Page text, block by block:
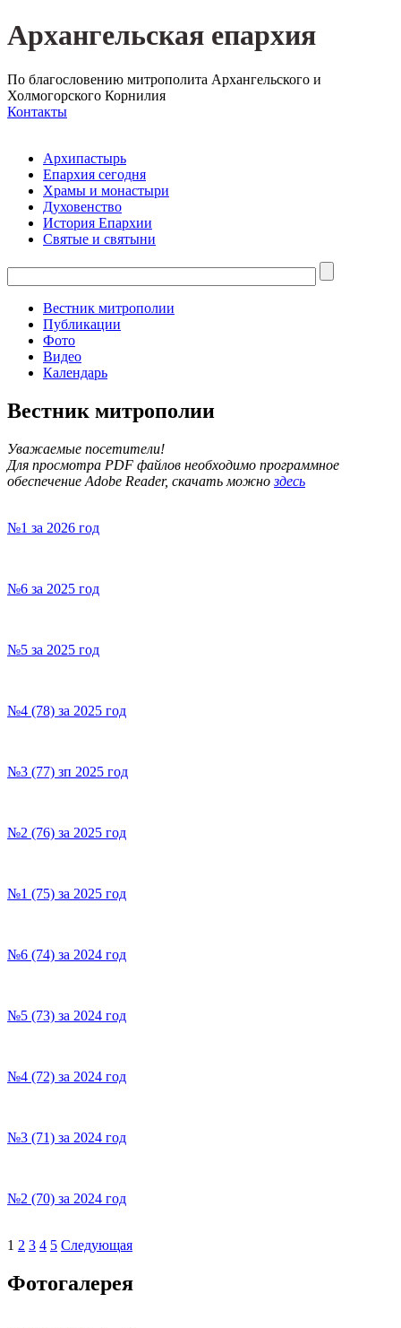
Архангельская епархия
По благословению митрополита Архангельского и
Холмогорского Корнилия
Контакты
Архипастырь
Епархия сегодня
Храмы и монастыри
Духовенство
История Епархии
Святые и святыни
Вестник митрополии
Публикации
Фото
Видео
Календарь
Вестник митрополии
Уважаемые посетители!
Для просмотра PDF файлов необходимо программное
обеспечение Adobe Reader, скачать можноздесь
№1 за 2026 год
№6 за 2025 год
№5 за 2025 год
№4 (78) за 2025 год
№3 (77) зп 2025 год
№2 (76) за 2025 год
№1 (75) за 2025 год
№6 (74) за 2024 год
№5 (73) за 2024 год
№4 (72) за 2024 год
№3 (71) за 2024 год
№2 (70) за 2024 год
1 2 3 4 5 Следующая
Фотогалерея